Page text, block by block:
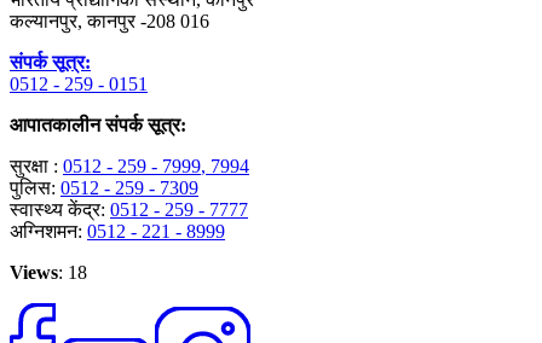
कल्यानपुर, कानपुर -208 016
संपर्क सूत्र:
0512 - 259 - 0151
आपातकालीन संपर्क सूत्र:
सुरक्षा : 0512 - 259 - 7999, 7994
पुलिस: 0512 - 259 - 7309
स्वास्थ्य केंद्र: 0512 - 259 - 7777
अग्निशमन: 0512 - 221 - 8999
Views: 18